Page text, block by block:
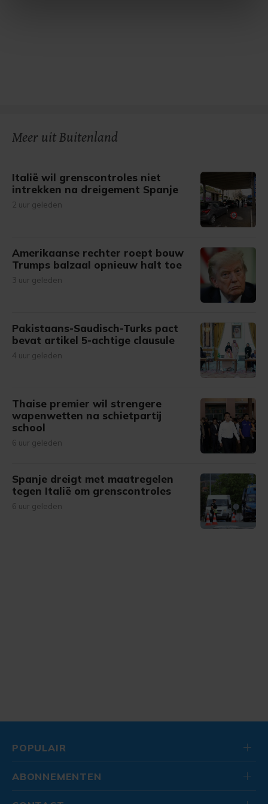
Meer uit Buitenland
Italië wil grenscontroles niet
intrekken na dreigement Spanje
2 uur geleden
Amerikaanse rechter roept bouw
Trumps balzaal opnieuw halt toe
3 uur geleden
Pakistaans-Saudisch-Turks pact
bevat artikel 5-achtige clausule
4 uur geleden
Thaise premier wil strengere
wapenwetten na schietpartij
school
6 uur geleden
Spanje dreigt met maatregelen
tegen Italië om grenscontroles
6 uur geleden
POPULAIR
ABONNEMENTEN